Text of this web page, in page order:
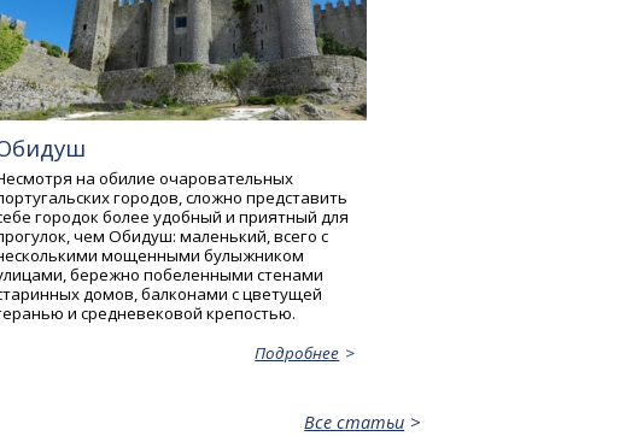
на обилие очаровательных
городов, сложно представить
городок более удобный и приятный для
чем Обидуш: маленький, всего с
мощенными булыжником
бережно побеленными стенами
домов, балконами с цветущей
и средневековой крепостью.
Подробнее
Все статьи